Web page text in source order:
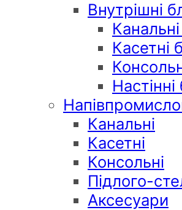
Внутрішні
Касетні
Канальні
Касетні
Консольні
Підлого-
Аксесуари